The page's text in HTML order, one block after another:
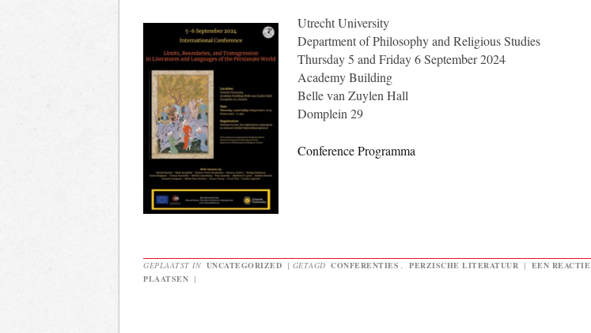
Utrecht University
Department of Philosophy and Religious Studies
Thursday 5 and Friday 6 September 2024
Academy Building
Belle van Zuylen Hall
Domplein 29
Conference Programma
GEPLAATST IN UNCATEGORIZED | GETAGD CONFERENTIES PERZISCHE LITERATUUR | EEN REACTIE
PLAATSEN |